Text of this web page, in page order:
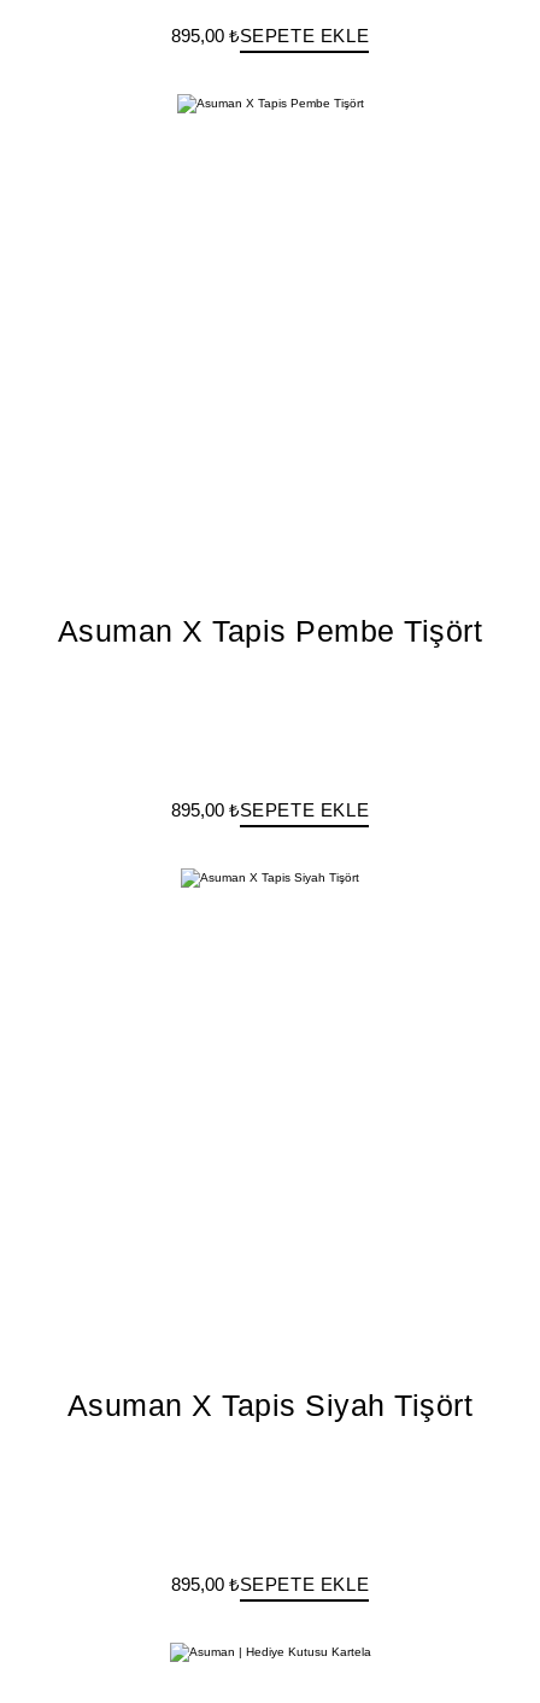
895,00 ₺SEPETE EKLE
Asuman X Tapis Pembe Tişört
895,00 ₺SEPETE EKLE
Asuman X Tapis Siyah Tişört
895,00 ₺SEPETE EKLE